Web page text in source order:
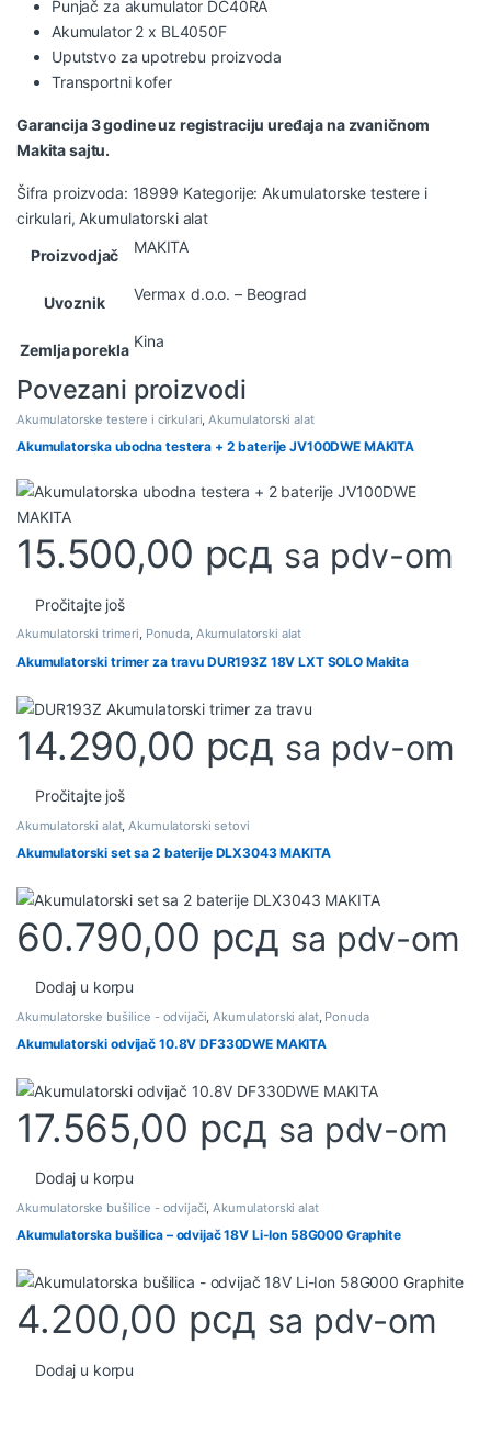
Punjač za akumulator DC40RA
Akumulator 2 x BL4050F
Uputstvo za upotrebu proizvoda
Transportni kofer
Garancija 3 godine uz registraciju uređaja na zvaničnom
Makita sajtu.
Šifra proizvoda: 18999 Kategorije: Akumulatorske testere i
cirkulari, Akumulatorski alat
Proizvodjač
MAKITA
Uvoznik Vermax d.o.o. – Beograd
Zemlja porekla Kina
Povezani proizvodi
Akumulatorske testere i cirkulari,Akumulatorski alat
Akumulatorska ubodna testera + 2 baterije JV100DWE MAKITA
15.500,00 рсд sa pdv-om
Pročitajte još
Akumulatorski trimeri, Ponuda, Akumulatorski alat
Akumulatorski trimer za travu DUR193Z 18V LXT SOLO Makita
14.290,00 рсд sa pdv-om
Pročitajte još
Akumulatorski alat, Akumulatorski setovi
Akumulatorski set sa 2 baterije DLX3043 MAKITA
60.790,00 рсд sa pdv-om
Dodaj u korpu
Akumulatorske bušilice - odvijači Akumulatorski alat, Ponuda
Akumulatorski odvijač 10.8V DF330DWE MAKITA
17.565,00 рсд sa pdv-om
Dodaj u korpu
Akumulatorske bušilice - odvijači,Akumulatorski alat
Akumulatorska bušilica – odvijač 18V Li-Ion 58G000 Graphite
4.200,00 рсд sa pdv-om
Dodaj u korpu